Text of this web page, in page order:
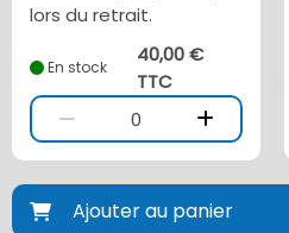
lors du retrait.
En stock
40,00 €
TTC
0
Ajouter au panier